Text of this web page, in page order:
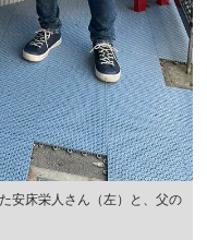
安床栄人さん（左）と、父の